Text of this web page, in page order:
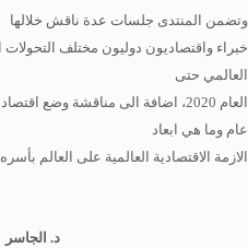
وتضمن المنتدى جلسات عدة ناقش خلالها
خبراء واقتصاديون دوليون مختلف التحولات
العالمي حتى
العام 2020، اضافة الى مناقشة
عام وما هي ابعاد
الازمة الاقتصادية العالمية على العالم
د. الجاسر